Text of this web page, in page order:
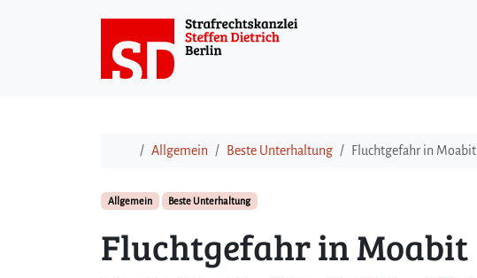
StartAllgemein Beste Unterhaltung Fluchtgefahr in Moabit
Allgemein Beste Unterhaltung
Fluchtgefahr in Moabit